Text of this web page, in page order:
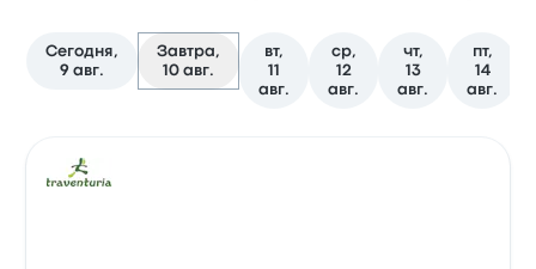
Сегодня,
9 авг.
Завтра,
10 авг.
вт,
11
авг.
ср,
12
авг.
чт,
13
авг.
пт,
14
авг.